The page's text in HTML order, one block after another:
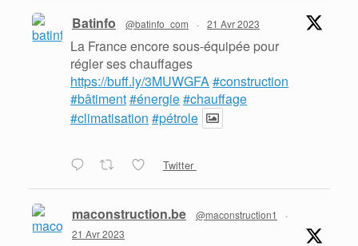
Batinfo @batinfo_com · 21 Avr 2023
La France encore sous-équipée pour
régler ses chauffages
https://buff.ly/3MUWGFA#construction
#bâtiment#énergie#chauffage
#climatisation #pétrole
Twitter
maconstruction.be @maconstruction1
·
21 Avr 2023